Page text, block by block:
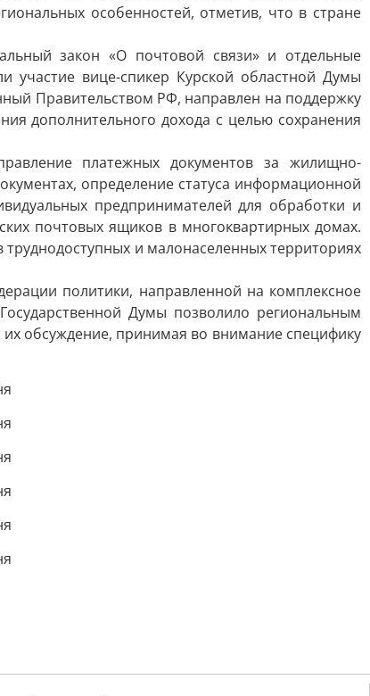
особенностей, отметив, что в стране
закон «О почтовой связи» и отдельные
участие вице-спикер Курской областной Думы
Правительством РФ, направлен на поддержку
дополнительного дохода с целью сохранения
платежных документов за жилищно-
определение статуса информационной
предпринимателей для обработки и
почтовых ящиков в многоквартирных домах.
и малонаселенных территориях
политики, направленной на комплексное
Думы позволило региональным
обсуждение, принимая во внимание специфику